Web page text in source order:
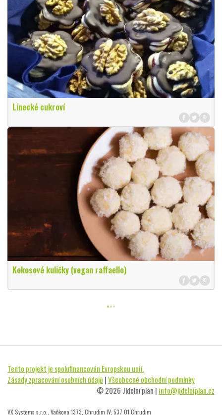
Linecké cukroví
Kokosové kuličky (vegan raffaello)
Tento projekt je spolufinancován Evropskou unií.
Zásady zpracování osobních údajů |Všeobecné obchodní podmínky
© 2026 Jídelní plán | info@jidelniplan.cz
VX Systems s.r.o., Vaňkova 1373, Chrudim IV, 537 01 Chrudim